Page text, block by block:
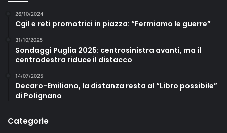
26/10/2024
Cgil e reti promotrici in piazza: “Fermiamo le guerre”
31/10/2025
Sondaggi Puglia 2025: centrosinistra avanti, ma il
centrodestra riduce il distacco
14/07/2025
Decaro-Emiliano, la distanza resta al “Libro possibile”
di Polignano
Categorie